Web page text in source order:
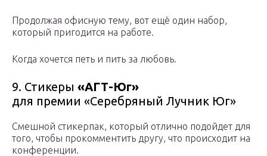
Продолжая офисную тему, вот ещё один набор,
который пригодится на работе.
Когда хочется петь и пить за любовь.
9. Стикеры «АГТ-Юг»
для премии «Серебряный Лучник Юг»
Смешной стикерпак, который отлично подойдет для
того, чтобы прокомментить другу, что происходит на
конференции.